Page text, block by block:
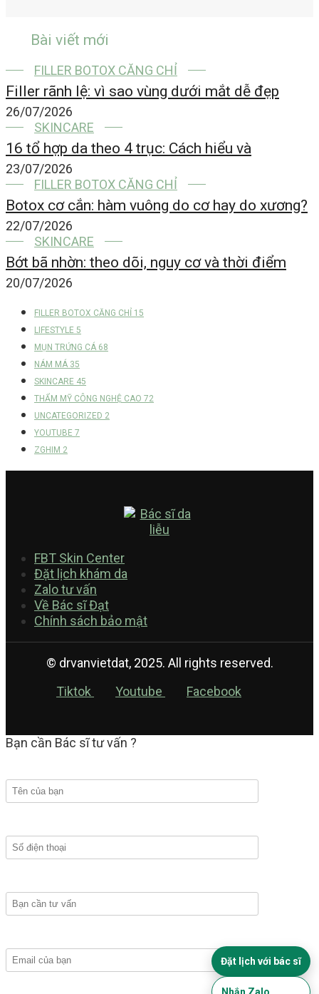
Bài viết mới
FILLER BOTOX CĂNG CHỈ
Filler rãnh lệ: vì sao vùng dưới mắt dễ đẹp
26/07/2026
SKINCARE
16 tổ hợp da theo 4 trục: Cách hiểu và
23/07/2026
FILLER BOTOX CĂNG CHỈ
Botox cơ cắn: hàm vuông do cơ hay do xương?
22/07/2026
SKINCARE
Bớt bã nhờn: theo dõi, nguy cơ và thời điểm
20/07/2026
FILLER BOTOX CĂNG CHỈ 15
LIFESTYLE 5
MỤN TRỨNG CÁ 68
NÁM MÁ 35
SKINCARE 45
THẨM MỸ CÔNG NGHỆ CAO 72
UNCATEGORIZED 2
YOUTUBE 7
ZGHIM 2
FBT Skin Center
Đặt lịch khám da
Zalo tư vấn
Về Bác sĩ Đạt
Chính sách bảo mật
© drvanvietdat, 2025. All rights reserved.
Tiktok
Youtube Facebook
Bạn cần Bác sĩ tư vấn ?
Đặt lịch với bác sĩ